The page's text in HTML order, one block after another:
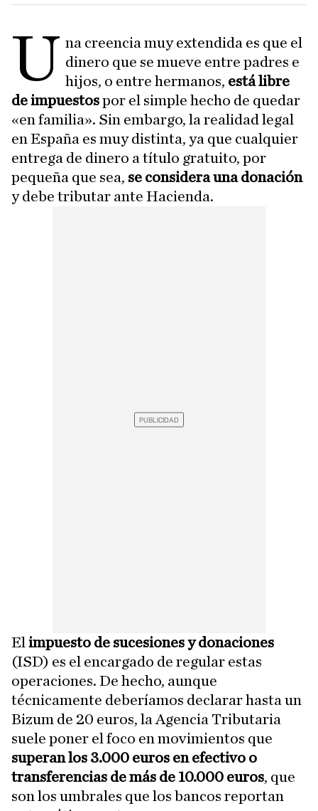
u na creencia muy extendida es que el
dinero que se mueve entre padres e
hijos, o entre hermanos, está libre
de impuestospor el simple hecho de quedar
«en familia». Sin embargo, la realidad legal
en España es muy distinta, ya que cualquier
entrega de dinero a título gratuito, por
pequeña que sea, se considera una donación
y debe tributar ante Hacienda.
El impuesto de sucesiones y donaciones
(ISD) es el encargado de regular estas
operaciones. De hecho, aunque
técnicamente deberíamos declarar hasta un
Bizum de 20 euros, la Agencia Tributaria
suele poner el foco en movimientos que
superan los 3.000 euros en efectivo o
transferencias de más de 10.000 euros, que
son los umbrales que los bancos reportan